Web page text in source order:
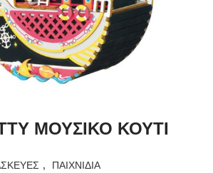
ΜΟΥΣΙΚΟ ΚΟΥΤΙ
,
ΠΑΙΧΝΙΔΙΑ